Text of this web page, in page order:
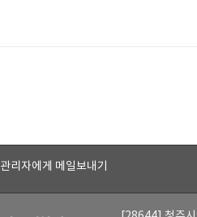
관리자에게 메일보내기